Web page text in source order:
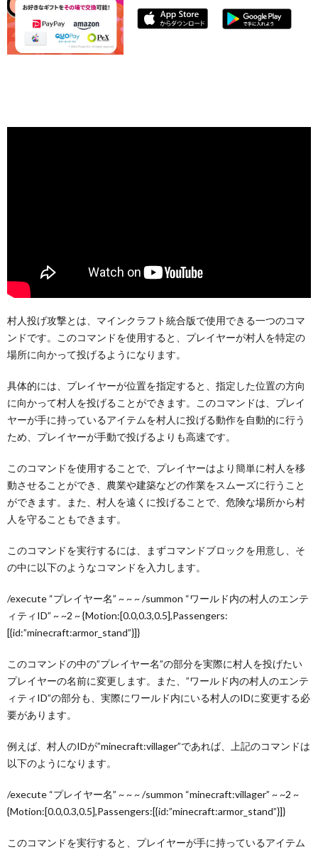
村人投げ攻撃とは、マインクラフト統合版で使用できる一つのコマ
ンドです。このコマンドを使用すると、プレイヤーが村人を特定の
場所に向かって投げるようになります。
具体的には、プレイヤーが位置を指定すると、指定した位置の方向
に向かって村人を投げることができます。このコマンドは、プレイ
ヤーが手に持っているアイテムを村人に投げる動作を自動的に行う
ため、プレイヤーが手動で投げるよりも高速です。
このコマンドを使用することで、プレイヤーはより簡単に村人を移
動させることができ、農業や建築などの作業をスムーズに行うこと
ができます。また、村人を遠くに投げることで、危険な場所から村
人を守ることもできます。
このコマンドを実行するには、まずコマンドブロックを用意し、そ
の中に以下のようなコマンドを入力します。
/execute “プレイヤー名” ~ ~ ~ /summon “ワールド内の村人のエンテ
ィティID” ~ ~2 ~ {Motion:[0.0,0.3,0.5],Passengers:
[{id:”minecraft:armor_stand”}]}
このコマンドの中の”プレイヤー名”の部分を実際に村人を投げたい
プレイヤーの名前に変更します。また、”ワールド内の村人のエンテ
ィティID”の部分も、実際にワールド内にいる村人のIDに変更する必
要があります。
例えば、村人のIDが”minecraft:villager”であれば、上記のコマンドは
以下のようになります。
/execute “プレイヤー名” ~ ~ ~ /summon “minecraft:villager” ~ ~2 ~
{Motion:[0.0,0.3,0.5],Passengers:[{id:”minecraft:armor_stand”}]}
このコマンドを実行すると、プレイヤーが手に持っているアイテム